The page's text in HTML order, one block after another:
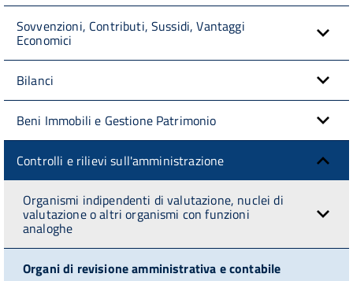
Sovvenzioni, Contributi, Sussidi, Vantaggi
Economici
Bilanci
Beni Immobili e Gestione Patrimonio
Controlli e rilievi sull'amministrazione
Organismi indipendenti di valutazione, nuclei di
valutazione o altri organismi con funzioni
analoghe
Organi di revisione amministrativa e contabile